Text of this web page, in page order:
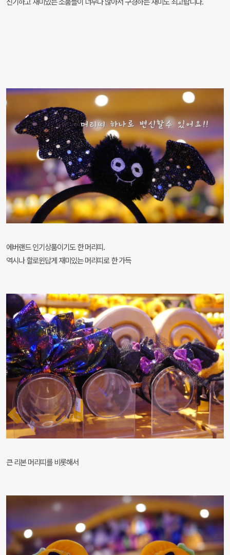
에버랜드 인기상품이기도 한 머리띠.
역시나 할로윈답게 재미있는 머리띠로 한 가득
큰 리본 머리띠를 비롯해서